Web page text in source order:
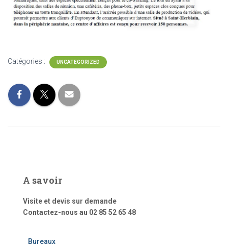
Catégories : UNCATEGORIZED
A savoir
Visite et devis sur demande
Contactez-nous au 02 85 52 65 48
Bureaux